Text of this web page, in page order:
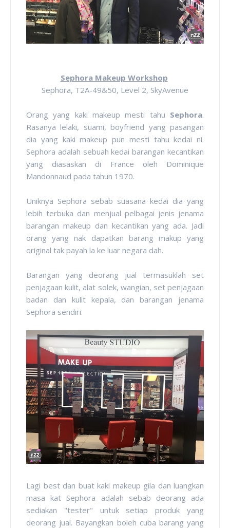
Sephora Makeup Workshop
Sephora, T2A-49&50, Level 2, SkyAvenue
Orang yang kaki makeup mesti tahu Sephora.
Rasanya lelaki, suami, boyfriend yang pasangan
dia yang kaki makeup pun mesti tahu kedai ni.
Sephora adalah sebuah kedai barangan kecantikan
yang diasaskan di France oleh Dominique
Mandonnaud pada tahun 1970.
Uniknya Sephora sebab suasana kedai dia yang
lebih terbuka dan menjual pelbagai jenis jenama
barangan makeup dan kecantikan yang ada. Jadi
orang yang nak dapatkan barang makup yang
original tak payah la ke luar negara dah.
Barangan yang deorang jual termasuklah set
penjagaan kulit, alat solek, wangian, set penjagaan
badan dan kulit kepala, dan barangan jenama
Sephora sendiri.
Lagi best dan buat kaki makeup gila dan luangkan
masa kat Sephora adalah sebab deorang ada
sediakan "tester" untuk setiap produk yang
deorang jual. Bayangkan boleh cuba barang yang